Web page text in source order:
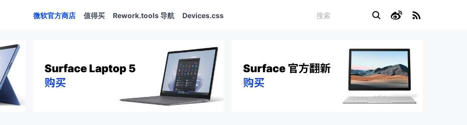
微软官方商店 值得买 Rework.tools 导航 Devices.css